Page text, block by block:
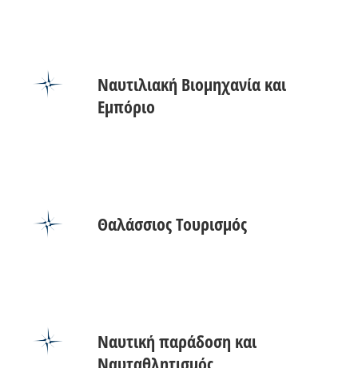
Ναυτιλιακή Βιομηχανία και
Εμπόριο
Θαλάσσιος Τουρισμός
Ναυτική παράδοση και